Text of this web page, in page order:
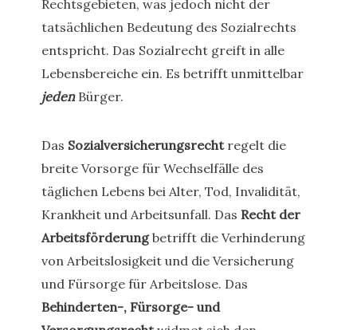
Rechtsgebieten, was jedoch nicht der
tatsächlichen Bedeutung des Sozialrechts
entspricht. Das Sozialrecht greift in alle
Lebensbereiche ein. Es betrifft unmittelbar
jedenBürger.
Das Sozialversicherungsrechtregelt die
breite Vorsorge für Wechselfälle des
täglichen Lebens bei Alter, Tod, Invalidität,
Krankheit und Arbeitsunfall. Das Recht der
Arbeitsförderungbetrifft die Verhinderung
von Arbeitslosigkeit und die Versicherung
und Fürsorge für Arbeitslose. Das
Behinderten-, Fürsorge- und